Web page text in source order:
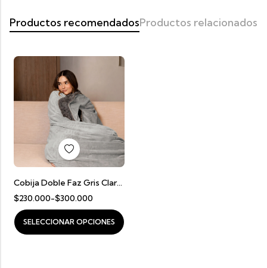
Productos recomendadosProductos relacionados
Cobija Doble Faz Gris Claro Con Gris Oscuro
$230.000-$300.000
SELECCIONAR OPCIONES
AÑADIR AL CARRITO